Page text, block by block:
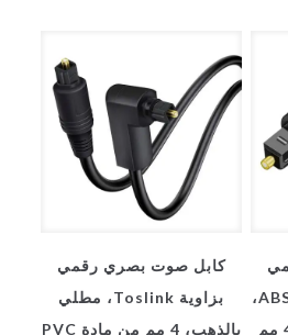
بصري Toslink، غلاف ABS،
مطلي بالذهب، أسود 4 مم
كابل صوت بصري رقمي
بزاوية Toslink، مطلي
بالذهب، 4 مم من مادة PVC